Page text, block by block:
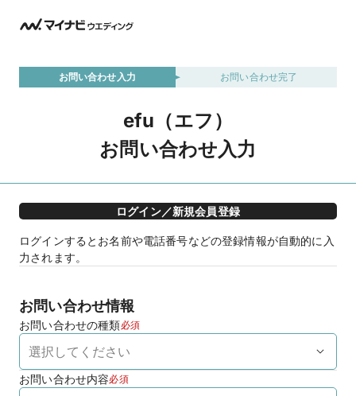
お問い合わせ入力 お問い合わせ完了
efu（エフ）
お問い合わせ入力
ログイン／新規会員登録
ログインするとお名前や電話番号などの登録情報が自動的に入
力されます。
お問い合わせ情報
お問い合わせの種類必須
お問い合わせ内容必須